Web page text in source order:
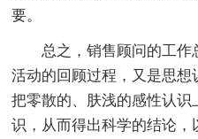
要。
总之，销售顾问的工
活动的回顾过程，又是思
把零散的、肤浅的感性认识
识，从而得出科学的结论，